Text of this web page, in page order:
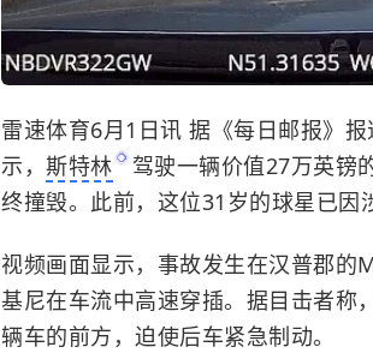
雷速体育6月1日讯 据《每日邮报》
示， 斯特林
驾驶一辆价值27万英镑
终撞毁。此前，这位31岁的球星已因
视频画面显示，事故发生在汉普郡的
基尼在车流中高速穿插。据目击者称
辆车的前方，迫使后车紧急制动。